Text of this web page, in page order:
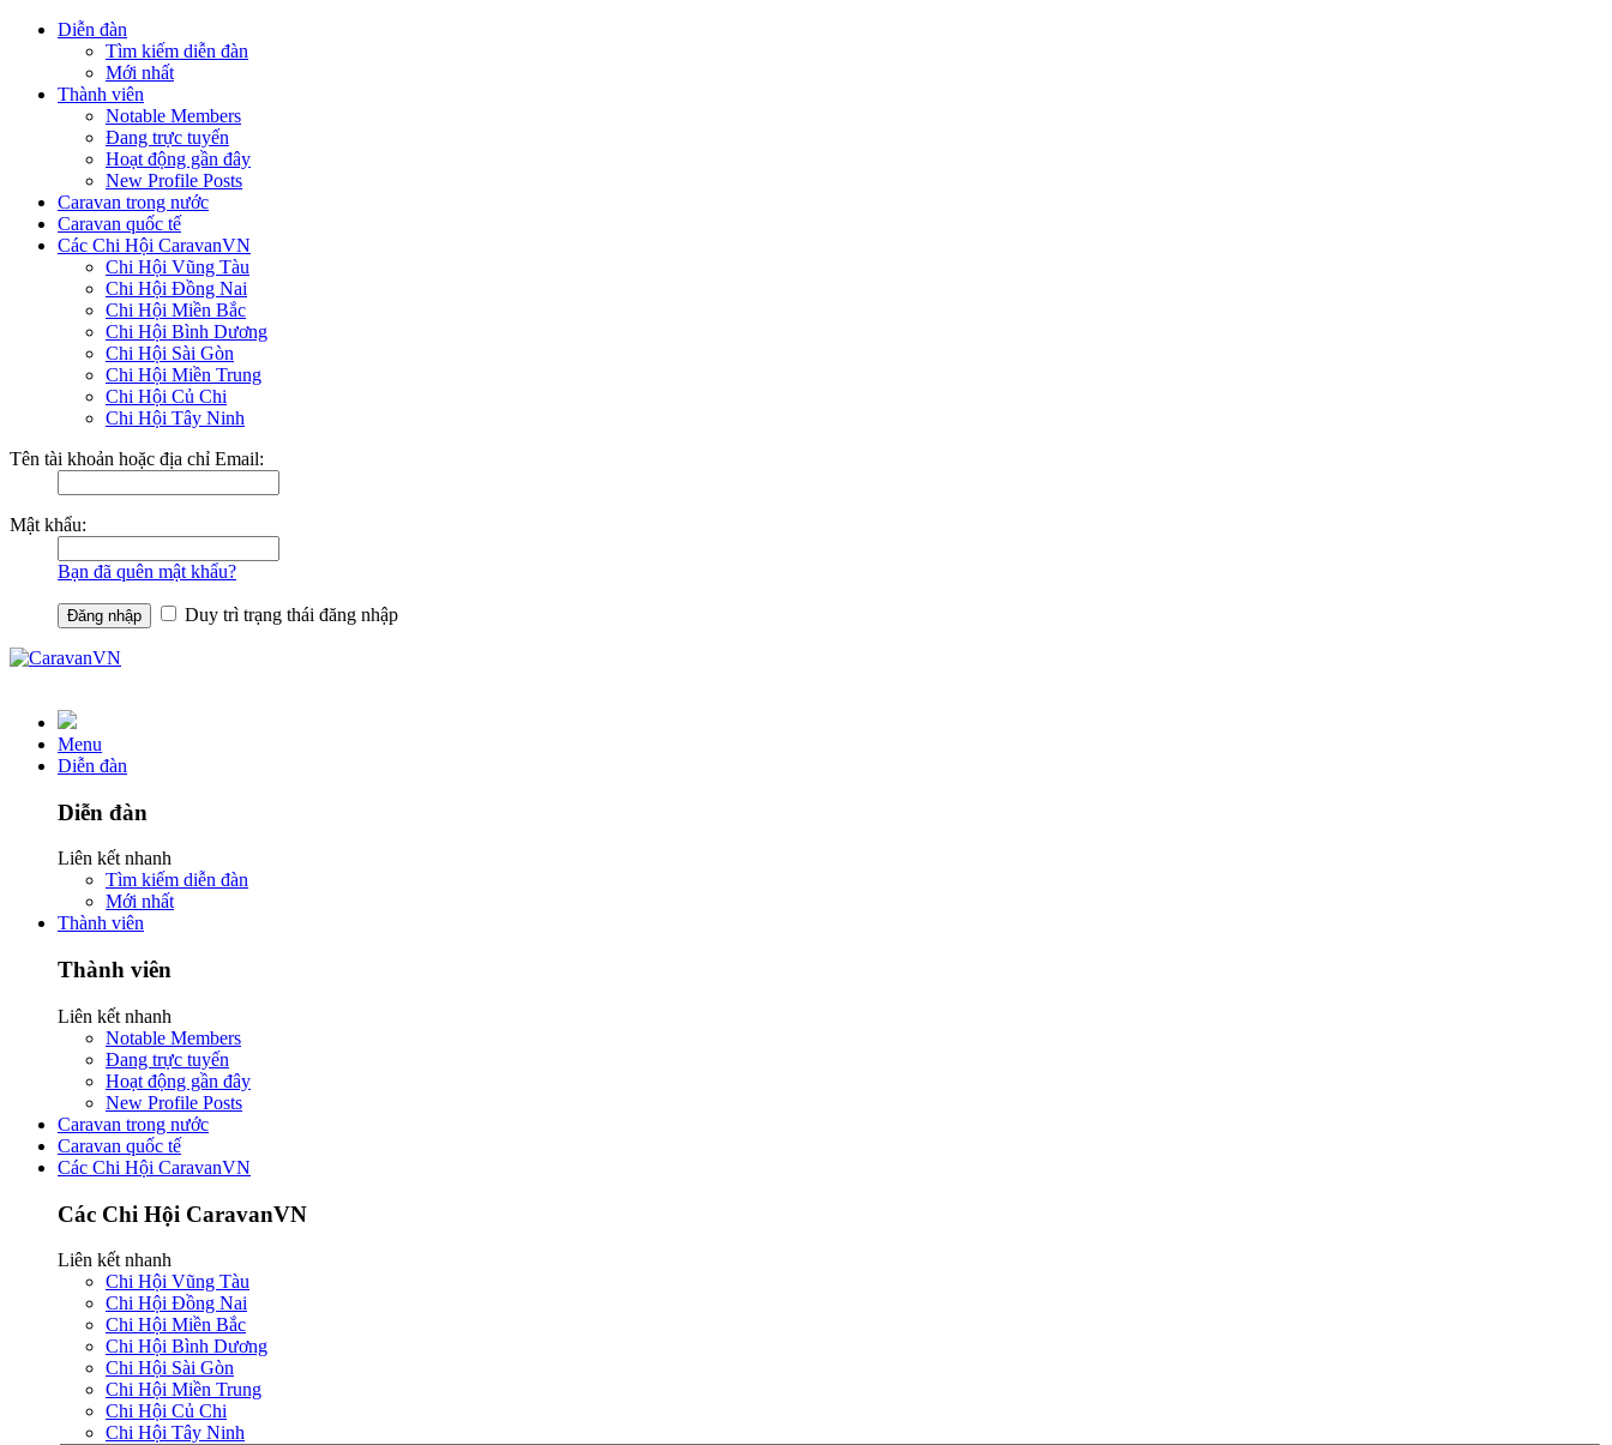
Diễn đàn
Tìm kiếm diễn đàn
Mới nhất
Thành viên
Notable Members
Đang trực tuyến
Hoạt động gần đây
New Profile Posts
Caravan trong nước
Caravan quốc tế
Các Chi Hội CaravanVN
Chi Hội Vũng Tàu
Chi Hội Đồng Nai
Chi Hội Miền Bắc
Chi Hội Bình Dương
Chi Hội Sài Gòn
Chi Hội Miền Trung
Chi Hội Củ Chi
Chi Hội Tây Ninh
Tên tài khoản hoặc địa chỉ Email:
Mật khẩu:
Bạn đã quên mật khẩu?
Duy trì trạng thái đăng nhập
Menu
Diễn đàn
Diễn đàn
Liên kết nhanh
Tìm kiếm diễn đàn
Mới nhất
Thành viên
Thành viên
Liên kết nhanh
Notable Members
Đang trực tuyến
Hoạt động gần đây
New Profile Posts
Caravan trong nước
Caravan quốc tế
Các Chi Hội CaravanVN
Các Chi Hội CaravanVN
Liên kết nhanh
Chi Hội Vũng Tàu
Chi Hội Đồng Nai
Chi Hội Miền Bắc
Chi Hội Bình Dương
Chi Hội Sài Gòn
Chi Hội Miền Trung
Chi Hội Củ Chi
Chi Hội Tây Ninh